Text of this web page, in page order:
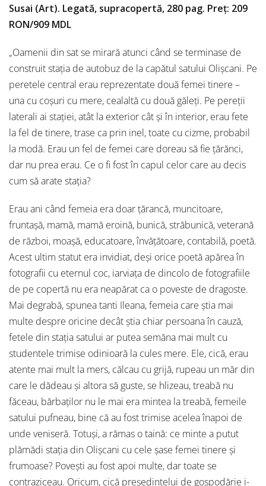
Susai (Art). Legată, supracopertă, 280 pag. Preț: 209
RON/909 MDL
„Oamenii din sat se mirară atunci când se terminase de
construit stația de autobuz de la capătul satului Olișcani. Pe
peretele central erau reprezentate două femei tinere –
una cu coșuri cu mere, cealaltă cu două găleți. Pe pereții
laterali ai stației, atât la exterior cât și în interior, erau fete
la fel de tinere, trase ca prin inel, toate cu cizme, probabil
la modă. Erau un fel de femei care doreau să fie țărănci,
dar nu prea erau. Ce o fi fost în capul celor care au decis
cum să arate stația?
Erau ani când femeia era doar țărancă, muncitoare,
fruntașă, mamă, mamă eroină, bunică, străbunică, veterană
de război, moașă, educatoare, învățătoare, contabilă, poetă.
Acest ultim statut era invidiat, deși orice poetă apărea în
fotografii cu eternul coc, iarviața de dincolo de fotografiile
de pe copertă nu era neapărat ca o poveste de dragoste.
Mai degrabă, spunea tanti Ileana, femeia care știa mai
multe despre oricine decât știa chiar persoana în cauză,
fetele din stația satului ar putea semăna mai mult cu
studentele trimise odinioară la cules mere. Ele, cică, erau
atente mai mult la mers, călcau cu grijă, rupeau un măr din
care le dădeau și altora să guste, se hlizeau, treabă nu
făceau, bărbaților nu le mai era mintea la treabă, femeile
satului pufneau, bine că au fost trimise acelea înapoi de
unde veniseră. Totuși, a rămas o taină: ce minte a putut
plămădi stația din Olișcani cu cele șase femei tinere și
frumoase? Povești au fost apoi multe, dar toate se
contraziceau. Oricum, cică președintelui de gospodărie i-